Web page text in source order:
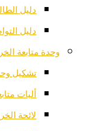
دليل
دليل
وحدة متابعة
تشكيل
أليات
لائحة